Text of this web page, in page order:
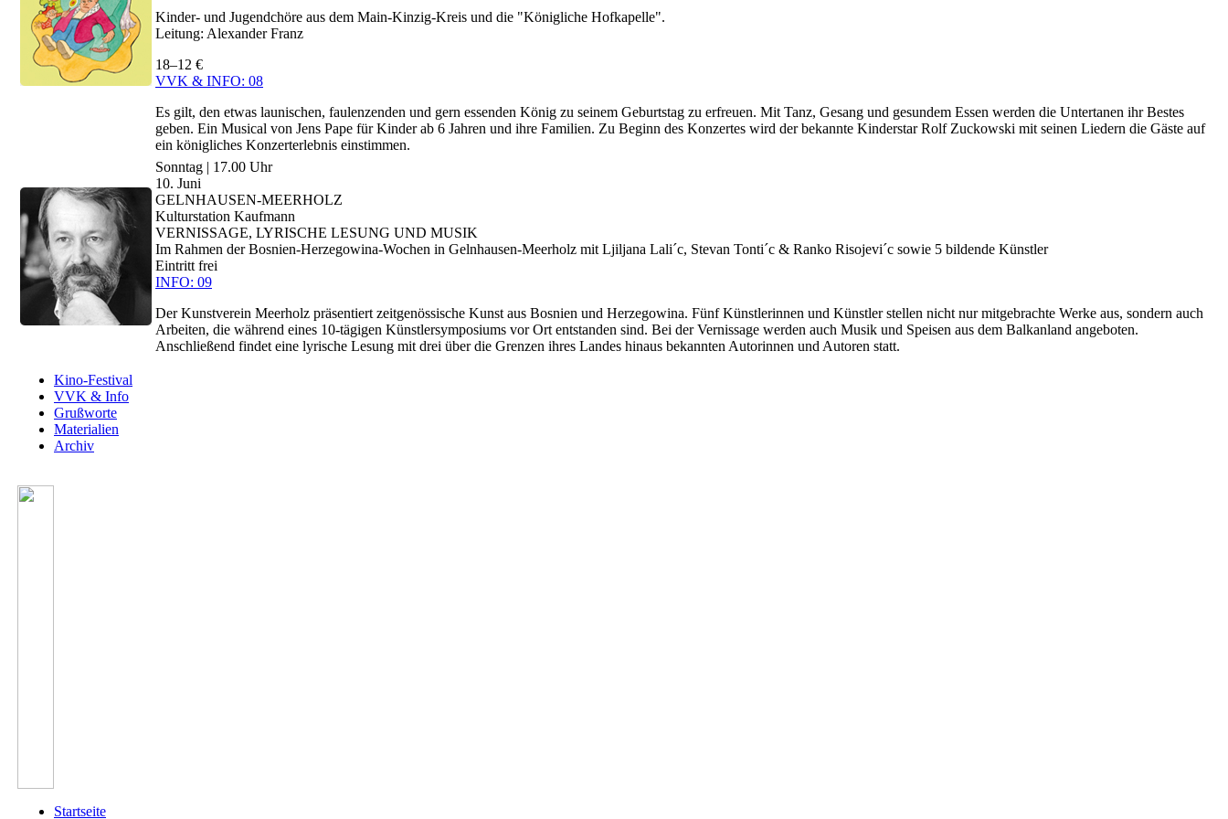
Kinder- und Jugendchöre aus dem Main-Kinzig-Kreis und die "Königliche Hofkapelle".
Leitung: Alexander Franz
18–12 €
VVK & INFO: 08
Es gilt, den etwas launischen, faulenzenden und gern essenden König zu seinem Geburtstag zu erfreuen. Mit Tanz, Gesang und gesundem Essen werden die Untertanen ihr Bestes
geben. Ein Musical von Jens Pape für Kinder ab 6 Jahren und ihre Familien. Zu Beginn des Konzertes wird der bekannte Kinderstar Rolf Zuckowski mit seinen Liedern die Gäste auf
ein königliches Konzerterlebnis einstimmen.
Sonntag | 17.00 Uhr
10. Juni
GELNHAUSEN-MEERHOLZ
Kulturstation Kaufmann
VERNISSAGE, LYRISCHE LESUNG UND MUSIK
Im Rahmen der Bosnien-Herzegowina-Wochen in Gelnhausen-Meerholz mit Ljiljana Lali´c, Stevan Tonti´c & Ranko Risojevi´c sowie 5 bildende Künstler
Eintritt frei
INFO: 09
Der Kunstverein Meerholz präsentiert zeitgenössische Kunst aus Bosnien und Herzegowina. Fünf Künstlerinnen und Künstler stellen nicht nur mitgebrachte Werke aus, sondern auch
Arbeiten, die während eines 10-tägigen Künstlersymposiums vor Ort entstanden sind. Bei der Vernissage werden auch Musik und Speisen aus dem Balkanland angeboten.
Anschließend findet eine lyrische Lesung mit drei über die Grenzen ihres Landes hinaus bekannten Autorinnen und Autoren statt.
Kino-Festival
VVK & Info
Grußworte
Materialien
Archiv
Startseite